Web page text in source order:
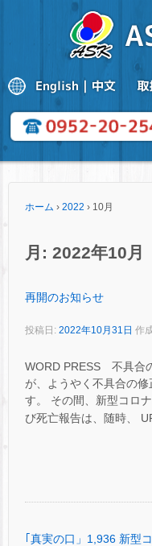
ホーム › 2022 › 10月
月: 2022年10月
再開のお知らせ
投稿日: 2022年10月31日 作
WORD PRESS 不具合
が、ようやく不具合の
す。 その間、新型コロ
び死亡報告は、随時、
｢真実の口」1,936 新型